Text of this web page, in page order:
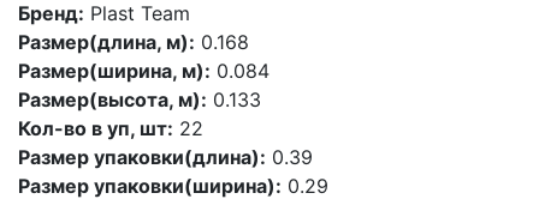
Бренд: Plast Team
Размер(длина, м): 0.168
Размер(ширина, м): 0.084
Размер(высота, м): 0.133
Кол-во в уп, шт: 22
Размер упаковки(длина): 0.39
Размер упаковки(ширина): 0.29